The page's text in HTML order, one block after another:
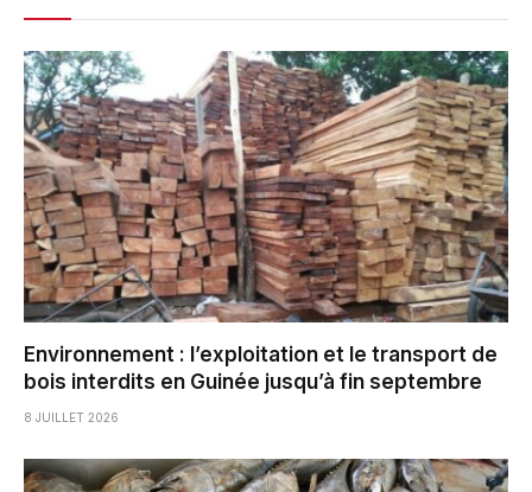
Environnement : l’exploitation et le transport de
bois interdits en Guinée jusqu’à fin septembre
8 JUILLET 2026